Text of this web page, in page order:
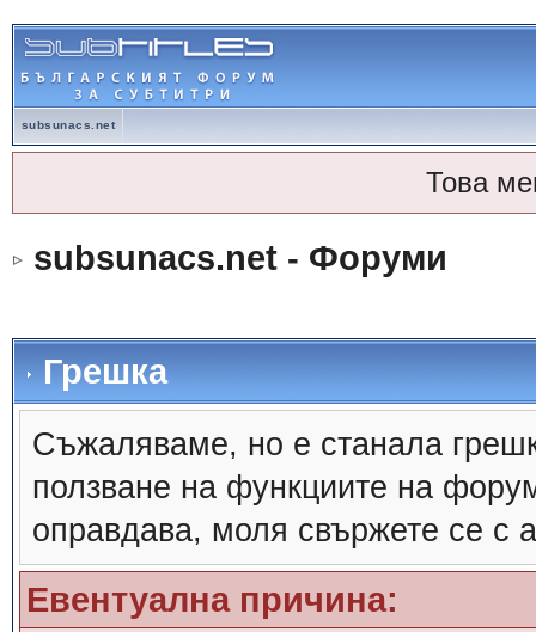
subsunacs.net
Това
subsunacs.net - Форуми
Грешка
Съжалявамe, но е станала
ползване на функциите на
оправдава, моля свържете се с
Евентуална причина: